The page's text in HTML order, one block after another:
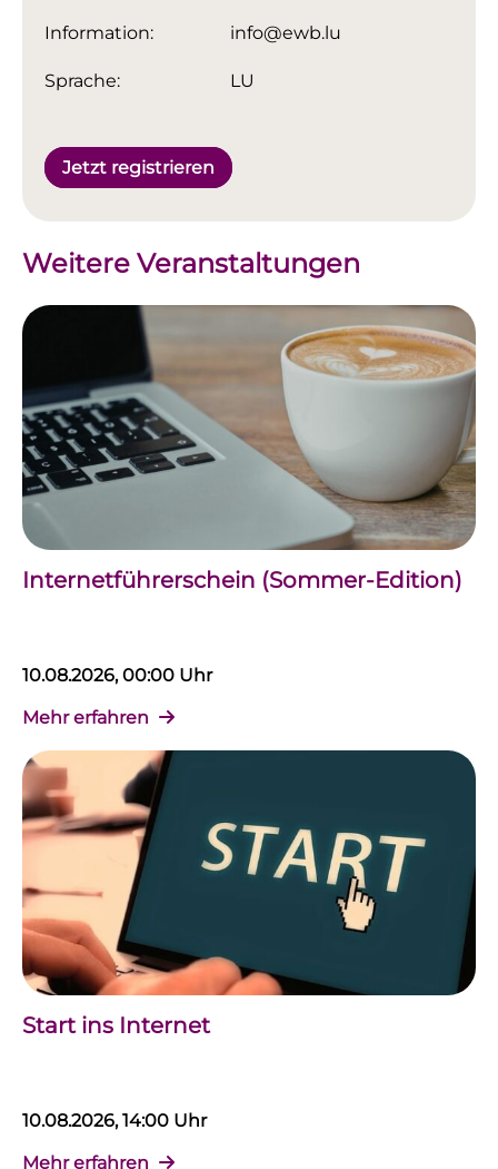
Information: info@ewb.lu
Sprache: LU
Jetzt registrieren
Weitere Veranstaltungen
Internetführerschein (Sommer-Edition)
10.08.2026, 00:00 Uhr
Mehr erfahren
Start ins Internet
10.08.2026, 14:00 Uhr
Mehr erfahren